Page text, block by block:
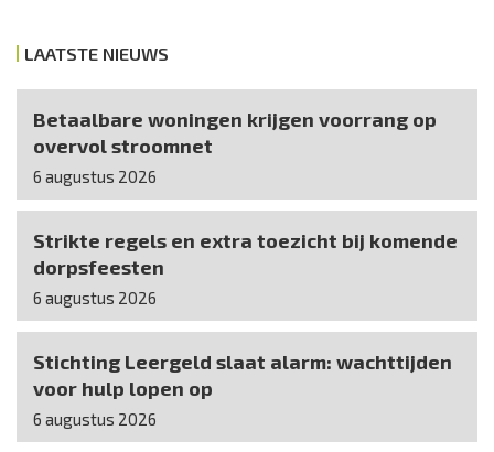
LAATSTE NIEUWS
Betaalbare woningen krijgen voorrang op
overvol stroomnet
6 augustus 2026
Strikte regels en extra toezicht bij komende
dorpsfeesten
6 augustus 2026
Stichting Leergeld slaat alarm: wachttijden
voor hulp lopen op
6 augustus 2026